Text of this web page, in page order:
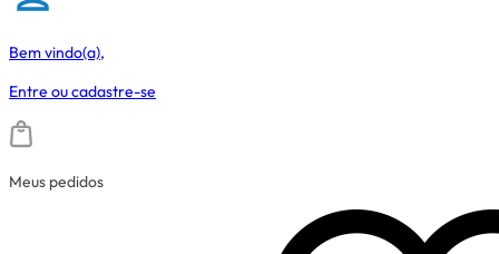
Bem vindo(a),
Entre oucadastre-se
Meus pedidos